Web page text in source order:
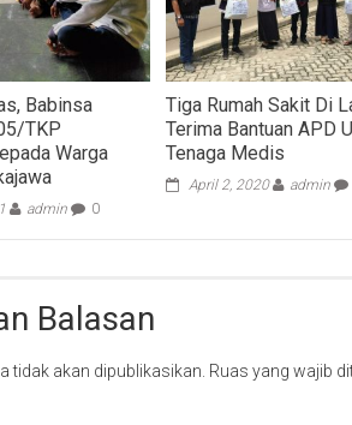
Babinsa
TKP
Warga
admin 0
Tiga Rumah Sakit Di
Terima Bantuan APD
Tenaga Medis
April 2, 2020 admin
Balasan
tidak akan dipublikasikan. Ruas yang wajib